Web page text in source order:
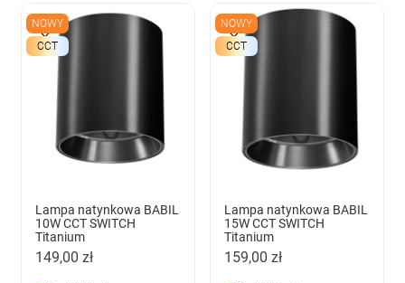
NOWY
CCT
Lampa natynkowa BABIL
10W CCT SWITCH
Titanium
149,00 zł
NOWY
CCT
Lampa natynkowa BABIL
15W CCT SWITCH
Titanium
159,00 zł